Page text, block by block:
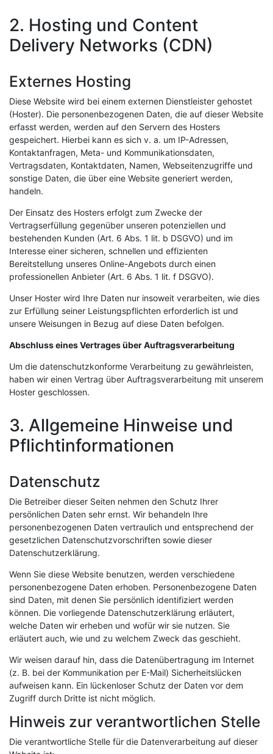
2. Hosting und Content
Delivery Networks (CDN)
Externes Hosting
Diese Website wird bei einem externen Dienstleister gehostet
(Hoster). Die personenbezogenen Daten, die auf dieser Website
erfasst werden, werden auf den Servern des Hosters
gespeichert. Hierbei kann es sich v. a. um IP-Adressen,
Kontaktanfragen, Meta- und Kommunikationsdaten,
Vertragsdaten, Kontaktdaten, Namen, Webseitenzugriffe und
sonstige Daten, die über eine Website generiert werden,
handeln.
Der Einsatz des Hosters erfolgt zum Zwecke der
Vertragserfüllung gegenüber unseren potenziellen und
bestehenden Kunden (Art. 6 Abs. 1 lit. b DSGVO) und im
Interesse einer sicheren, schnellen und effizienten
Bereitstellung unseres Online-Angebots durch einen
professionellen Anbieter (Art. 6 Abs. 1 lit. f DSGVO).
Unser Hoster wird Ihre Daten nur insoweit verarbeiten, wie dies
zur Erfüllung seiner Leistungspflichten erforderlich ist und
unsere Weisungen in Bezug auf diese Daten befolgen.
Abschluss eines Vertrages über Auftragsverarbeitung
Um die datenschutzkonforme Verarbeitung zu gewährleisten,
haben wir einen Vertrag über Auftragsverarbeitung mit unserem
Hoster geschlossen.
3. Allgemeine Hinweise und
Pflichtinformationen
Datenschutz
Die Betreiber dieser Seiten nehmen den Schutz Ihrer
persönlichen Daten sehr ernst. Wir behandeln Ihre
personenbezogenen Daten vertraulich und entsprechend der
gesetzlichen Datenschutzvorschriften sowie dieser
Datenschutzerklärung.
Wenn Sie diese Website benutzen, werden verschiedene
personenbezogene Daten erhoben. Personenbezogene Daten
sind Daten, mit denen Sie persönlich identifiziert werden
können. Die vorliegende Datenschutzerklärung erläutert,
welche Daten wir erheben und wofür wir sie nutzen. Sie
erläutert auch, wie und zu welchem Zweck das geschieht.
Wir weisen darauf hin, dass die Datenübertragung im Internet
(z. B. bei der Kommunikation per E-Mail) Sicherheitslücken
aufweisen kann. Ein lückenloser Schutz der Daten vor dem
Zugriff durch Dritte ist nicht möglich.
Hinweis zur verantwortlichen Stelle
Die verantwortliche Stelle für die Datenverarbeitung auf dieser